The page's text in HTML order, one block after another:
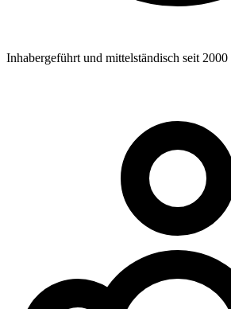
Inhabergeführt und mittelständisch seit 2000